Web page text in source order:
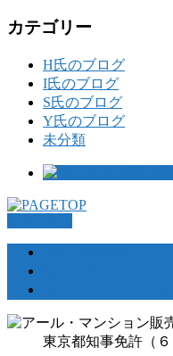
カテゴリー
H氏のブログ
I氏のブログ
S氏のブログ
Y氏のブログ
未分類
東京都知事免許（